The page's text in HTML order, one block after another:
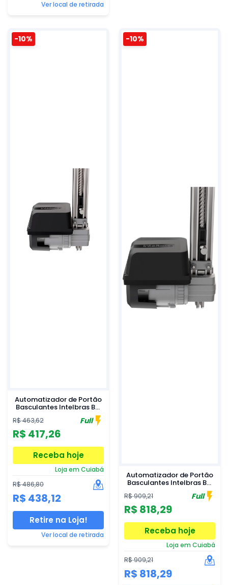
Ver local de retirada
-10%
Automatizador de Portão
Basculantes Intelbras BC
R$ 463,62 Full
R$ 417,26
Receba hoje
Loja em Cuiabá
R$ 486,80
R$ 438,12
Retire na Loja!
Ver local de retirada
-10%
Automatizador de Portão
Basculantes Intelbras BC
R$ 909,21 Full
R$ 818,29
Receba hoje
Loja em Cuiabá
R$ 909,21
R$ 818,29